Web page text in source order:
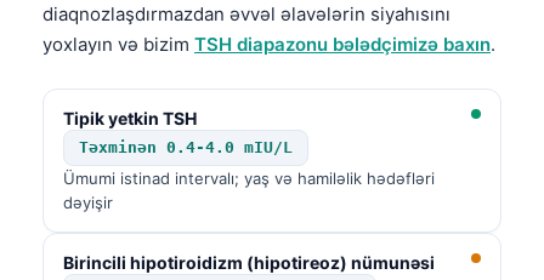
diaqnozlaşdırmazdan əvvəl əlavələrin siyahısını
yoxlayın və bizim TSH diapazonu bələdçimizə baxın.
Tipik yetkin TSH
Təxminən 0.4-4.0 mIU/L
Ümumi istinad intervalı; yaş və hamiləlik hədəfləri
dəyişir
Birincili hipotiroidizm (hipotireoz) nümunəsi
Српски језик
Bosanski
Eesti
ქართული